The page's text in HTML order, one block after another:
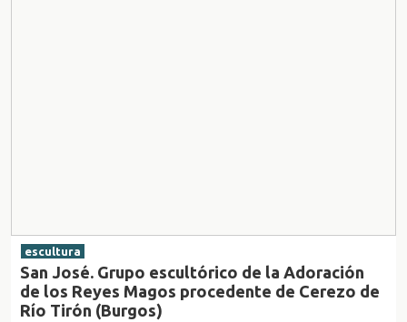
escultura
San José. Grupo escultórico de la Adoración
de los Reyes Magos procedente de Cerezo de
Río Tirón (Burgos)